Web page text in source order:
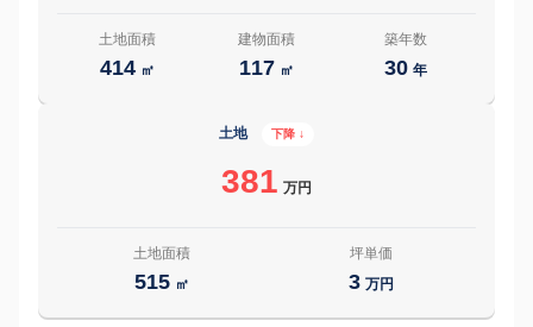
土地面積
414 ㎡
建物面積
117 ㎡
築年数
30 年
土地 下降 ↓
381 万円
土地面積
515 ㎡
坪単価
3 万円